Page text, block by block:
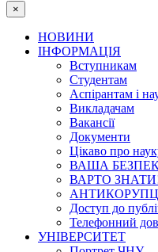
×
НОВИНИ
ІНФОРМАЦІЯ
Вступникам
Студентам
Аспірантам і
Викладачам
Вакансії
Документи
Цікаво про
ВАША
ВАРТО
Доступ до
Телефонний
УНІВЕРСИТЕТ